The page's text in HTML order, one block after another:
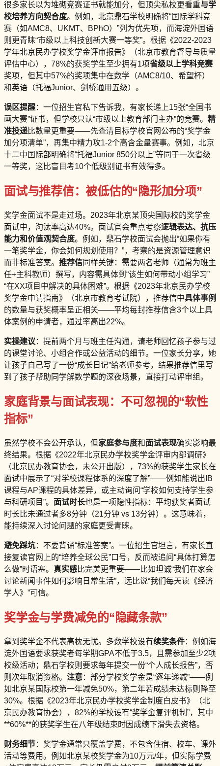
很多家长以为堆砌竞赛证书就能加分，但顶尖私校更看重与学
校培养方向契合度。例如，北京鼎石学校明确将“国际学科竞
赛（如AMC8、UKMT、BPhO）”列为优先项，而海淀外国语
则更青睐“市级以上科技创新大赛一等奖”。根据《2022-2023
学年北京民办学校奖学金评审报告》（北京市教育督导与质量
评估中心），78%的获奖学生至少拥有1项省级以上学科竞赛
奖项，但其中57%的奖项集中在数学（AMC8/10、希望杯）
和英语（托福Junior、剑桥通用五级）。
误区提醒：一位招生官私下告诉我，有家长递上15张“全国书
画大赛”证书，但学校只认“市级以上教育部门主办”的竞赛。 精
准投递比数量更重要——先查清目标学校官网公布的“奖学金
加分项清单”，再集中精力攻1-2个高含金量赛事。例如，北京
十二中国际部明确将“托福Junior 850分以上”等同于一次省级
一等奖，这比盲目考10个低级别证书有效得多。
面试与推荐信：被低估的“隐形加分项”
奖学金面试不是走过场。2023年北京某顶尖国际校的奖学金
面试中，淘汰率高达40%。面试官会重点考察逻辑表达、抗压
能力和价值观契合度。例如，鼎石学校面试会抛出“如果你有
一笔奖学金，你会如何规划使用？”，考察的是资源管理意识
而非标准答案。 推荐信同样关键：需要两名老师（通常为班主
任+主科教师）撰写，内容需具体到“该生如何带动小组学习”
“在XX项目中解决的具体困难”。根据《2023年北京民办学校
奖学金申请指南》（北京市教育考试院），推荐信中具体事例
的数量与获奖概率呈正相关——平均每封推荐信含3个以上具
体案例的申请者，通过率高出22%。
实操建议 ：提前两个月与班主任沟通，请老师回忆孩子参与过
的课堂讨论、小组合作或公益活动的细节。一位家长分享，她
让孩子自己写了一份“成长日记”给老师参考，结果推荐信里写
到了孩子帮助同学解数学题的深夜场景，直接打动评审组。
家庭背景与面试表现：不可忽视的“软性
指标”
虽然学校不会公开承认，但家庭参与度和面试表现确实影响最
终结果。根据《2022年北京民办学校奖学金评审内部调研》
（北京民办教育协会，未公开出版），73%的获奖学生家长在
面试中展示了“对学校课程体系的深度了解”——例如能说出IB
课程与AP课程的具体差异，或主动询问“学校如何支持学生参
与科研项目”。 面试时长也是一项隐性指标：平均获奖者面试
时长比未通过者多8分钟（21分钟 vs 13分钟）。这意味着，
能持续深入讨论问题的家庭更受青睐。
避免踩坑：不要背诵“标准答案”。一位招生官坦言，有家长直
接复读官网上的“培养全球公民”口号，反而被追问“具体打算怎
么做”时语塞。 真实感比完美更重要——比如坦诚“我们在家会
讨论新闻事件如何影响日常生活”，远比说“我们每天读《经济
学人》”可信。
奖学金与学费减免的“隐藏条款”
拿到奖学金不代表高枕无忧。多数学校设有续奖条件：例如海
淀外国语要求获奖者每学期GPA不低于3.5，且需参加至少2项
校级活动；鼎石学校则要求每年提交一份“个人成长报告”，否
则次年取消资格。 注意：部分学校奖学金是“逐年递减”——例
如北京某国际校第一年减免50%，第二年若成绩未达标则降至
30%。根据《2023年北京民办学校奖学金制度白皮书》（北
京民办教育协会），82%的学校设有“奖学金复评机制”，其中
**60%**的获奖学生在八年级结束时因成绩下滑失去资格。
财务细节：奖学金通常只覆盖学费，不包含住宿、校车、课外
活动等费用。例如北京某校奖学金为10万元/年，但实际学费